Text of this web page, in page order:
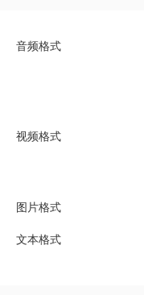
音频格式
视频格式
图片格式
文本格式